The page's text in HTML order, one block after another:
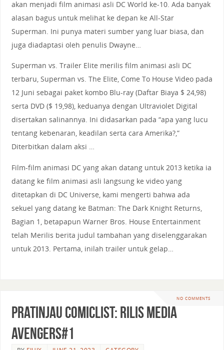
akan menjadi film animasi asli DC World ke-10. Ada banyak
alasan bagus untuk melihat ke depan ke All-Star
Superman. Ini punya materi sumber yang luar biasa, dan
juga diadaptasi oleh penulis Dwayne…
Superman vs. Trailer Elite merilis film animasi asli DC
terbaru, Superman vs. The Elite, Come To House Video pada
12 Juni sebagai paket kombo Blu-ray (Daftar Biaya $ 24,98)
serta DVD ($ 19,98), keduanya dengan Ultraviolet Digital
disertakan salinannya. Ini didasarkan pada “apa yang lucu
tentang kebenaran, keadilan serta cara Amerika?,”
Diterbitkan dalam aksi …
Film-film animasi DC yang akan datang untuk 2013 ketika ia
datang ke film animasi asli langsung ke video yang
ditetapkan di DC Universe, kami mengerti bahwa ada
sekuel yang datang ke Batman: The Dark Knight Returns,
Bagian 1, betapapun Warner Bros. House Entertainment
telah Merilis berita judul tambahan yang diselenggarakan
untuk 2013. Pertama, inilah trailer untuk gelap…
NO COMMENTS
Pratinjau ComicList: Rilis media
Avengers#1